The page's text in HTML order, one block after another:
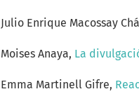
Julio Enrique Macossay
Moises Anaya, La
Emma Martinell Gifre,